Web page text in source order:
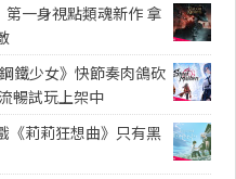
第一身視點類魂新作 拿
鐵少女》快節奏肉鴿砍
暢試玩上架中
《莉莉狂想曲》只有黑